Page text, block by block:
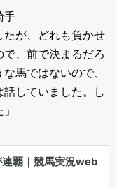
手
たが、どれも負かせ
、前で決まるだろ
馬ではないので、
していました。し